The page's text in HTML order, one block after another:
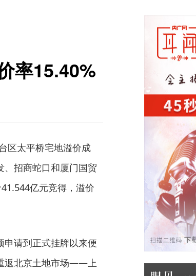
率15.40%
区太平桥宅地溢价成
招商蛇口和厦门国贸
亿元竞得，溢价
申请到正式挂牌以来便
返北京土地市场——上